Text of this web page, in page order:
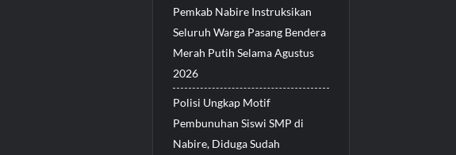
Pemkab Nabire Instruksikan
Seluruh Warga Pasang Bendera
Merah Putih Selama Agustus
2026
Polisi Ungkap Motif
Pembunuhan Siswi SMP di
Nabire, Diduga Sudah